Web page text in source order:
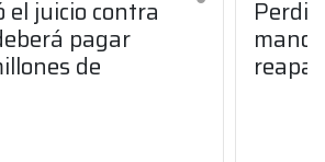
el juicio contra
pagar
de